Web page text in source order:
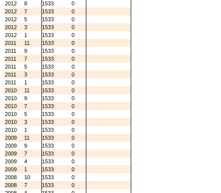
2012
8 1533
0
2012
7 1533
0
2012
5 1533
0
2012
3 1533
0
2012
1 1533
0
2011
11 1533
0
2011
9 1533
0
2011
7 1533
0
2011
5 1533
0
2011
3 1533
0
2011
1 1533
0
2010
11 1533
0
2010
9 1533
0
2010
7 1533
0
2010
5 1533
0
2010
3 1533
0
2010
1 1533
0
2009
11 1533
0
2009
9 1533
0
2009
7 1533
0
2009
4 1533
0
2009
1 1533
0
2008
10 1533
0
2008
7 1533
0